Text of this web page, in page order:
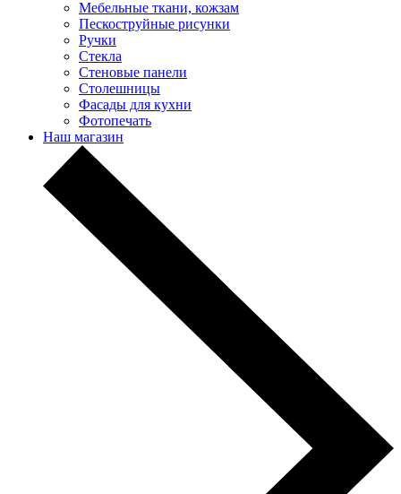
Мебельные ткани, кожзам
Пескоструйные рисунки
Ручки
Стекла
Стеновые панели
Столешницы
Фасады для кухни
Фотопечать
Наш магазин